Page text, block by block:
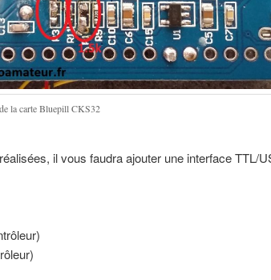
la carte Bluepill CKS32
il vous faudra ajouter une interface TTL/